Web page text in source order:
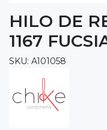
HILO DE
1167
SKU: A101058